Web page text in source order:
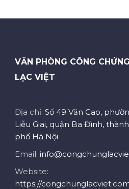
VĂN PHÒNG CÔNG CHỨNG
LẠC VIỆT
Địa chỉ: Số 49 Văn Cao,
Liễu Giai, quận Ba Đình, thành
phố Hà Nội
Email:
Website:
https://